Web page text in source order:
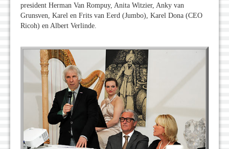
president Herman Van Rompuy, Anita Witzier, Anky van
Grunsven, Karel en Frits van Eerd (Jumbo), Karel Dona (CEO
Ricoh) en Albert Verlinde.